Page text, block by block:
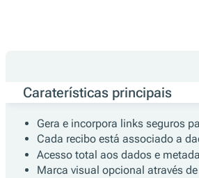
Caraterísticas principais
Gera e incorpora links seguros
Cada recibo está associado a
Acesso total aos dados e
Marca visual opcional através